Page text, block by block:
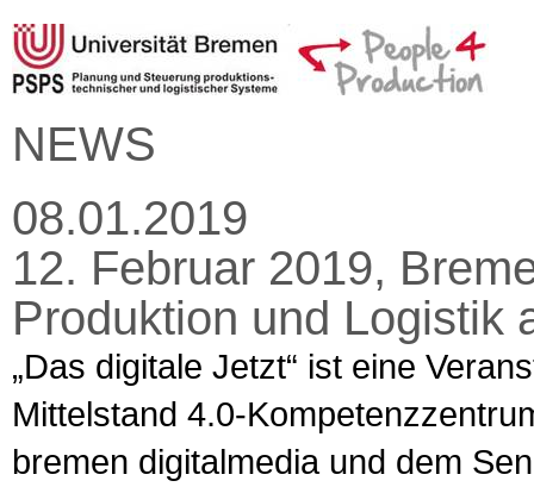
NEWS
08.01.2019
12. Februar 2019,
Produktion und Logistik
„Das digitale Jetzt“ ist eine
Mittelstand 4.0-
bremen digitalmedia und dem